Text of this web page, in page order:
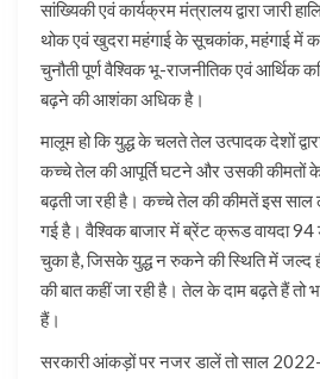
सांख्यिकी एवं कार्यक्रम मंत्रालय द्वारा जारी
थोक एवं खुदरा महंगाई के सूचकांक, महंगाई में
चुनौती पूर्ण वैश्विक भू-राजनीतिक एवं आर्थिक
बढ़ने की आशंका अधिक है।
मालूम हो कि युद्ध के चलते तेल उत्पादक देशों
कच्चे तेल की आपूर्ति घटने और उसकी कीमतों
बढ़ती जा रही है। कच्चे तेल की कीमतें इस
गई है। वैश्विक बाजार में ब्रेंट क्रूड वायदा
चुका है, जिसके युद्ध न रुकने की स्थिति में जल्द
की बात कहीं जा रही है। तेल के दाम बढ़ते हैं तो
हैं।
सरकारी आंकड़ों पर नजर डालें तो साल 2022-